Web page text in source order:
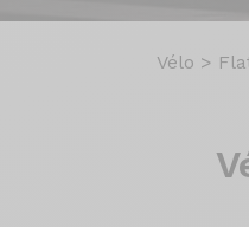
Vélo >